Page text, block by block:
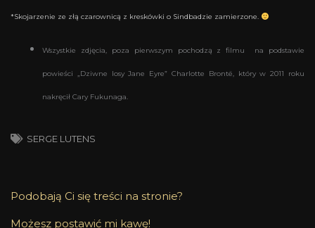
*Skojarzenie ze złą czarownicą z kreskówki o Sindbadzie zamierzone.
Wszystkie zdjęcia, poza pierwszym pochodzą z filmu na podstawie
powieści „Dziwne losy Jane Eyre” Charlotte Brontë, który w 2011 roku
nakręcił Cary Fukunaga.
SERGE LUTENS
Podobają Ci się treści na stronie?
Możesz postawić mi kawę!